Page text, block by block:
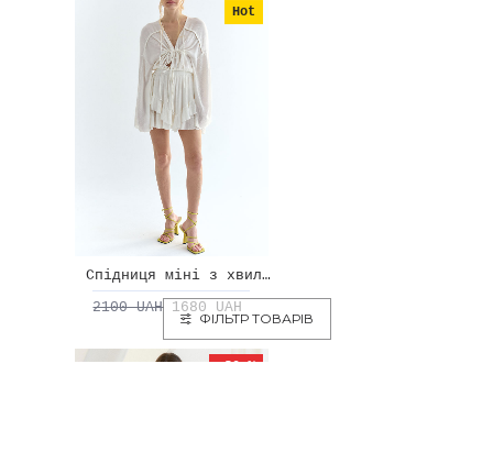
Hot
Спідниця міні з хвилею
2100 UAH 1680 UAH
-20 %
ФІЛЬТР ТОВАРІВ